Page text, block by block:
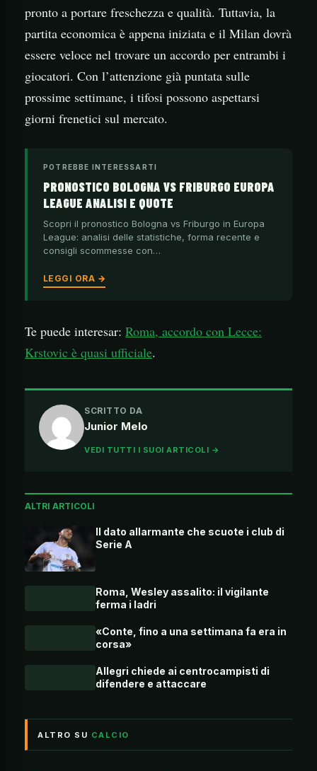
pronto a portare freschezza e qualità. Tuttavia, la
partita economica è appena iniziata e il Milan dovrà
essere veloce nel trovare un accordo per entrambi i
giocatori. Con l’attenzione già puntata sulle
prossime settimane, i tifosi possono aspettarsi
giorni frenetici sul mercato.
POTREBBE INTERESSARTI
PRONOSTICO BOLOGNA VS FRIBURGO EUROPA
LEAGUE ANALISI E QUOTE
Scopri il pronostico Bologna vs Friburgo in Europa
League: analisi delle statistiche, forma recente e
consigli scommesse con…
LEGGI ORA →
Te puede interesar: Roma, accordo con Lecce:
Krstovic è quasi ufficiale.
SCRITTO DA
Junior Melo
VEDI TUTTI I SUOI ARTICOLI →
ALTRI ARTICOLI
Il dato allarmante che scuote i club di
Serie A
Roma, Wesley assalito: il vigilante
ferma i ladri
«Conte, fino a una settimana fa era in
corsa»
Allegri chiede ai centrocampisti di
difendere e attaccare
ALTRO SU CALCIO